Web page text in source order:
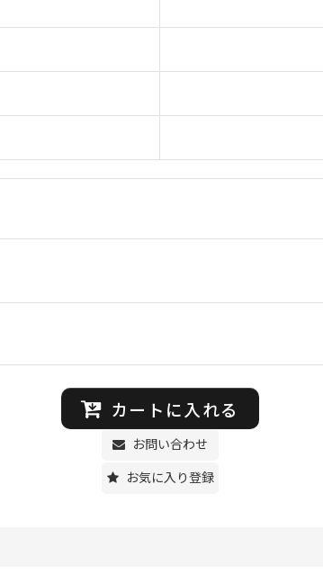
カートに入れる
お問い合わせ
お気に入り登録